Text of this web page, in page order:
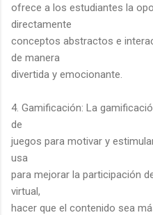
ofrece a los estudiantes la
directamente
conceptos abstractos e
de manera
divertida y emocionante.
4. Gamificación: La
de
juegos para motivar y
usa
para mejorar la participación
virtual,
hacer que el contenido sea